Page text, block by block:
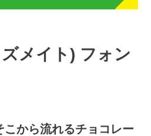
メイト) フォン
から流れるチョコレー